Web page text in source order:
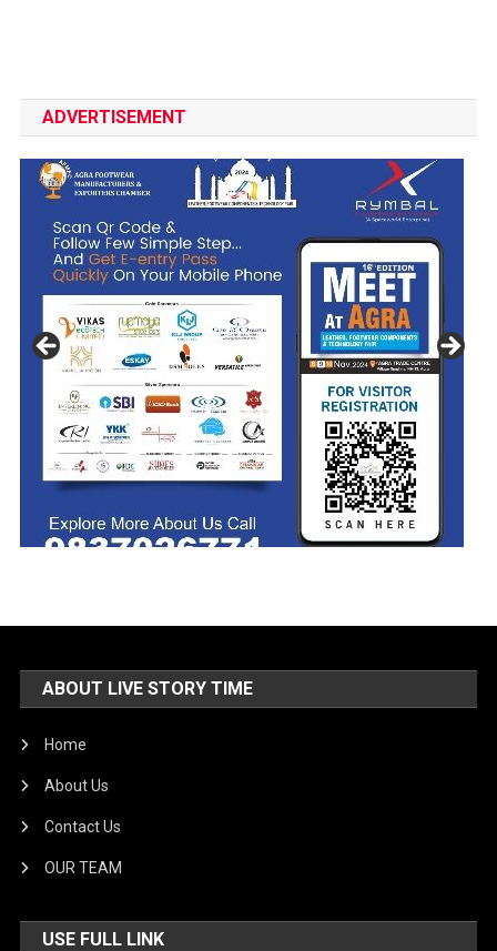
ADVERTISEMENT
ABOUT LIVE STORY TIME
Home
About Us
Contact Us
OUR TEAM
USE FULL LINK